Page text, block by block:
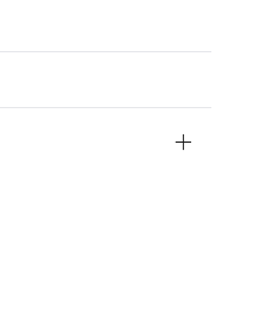
+